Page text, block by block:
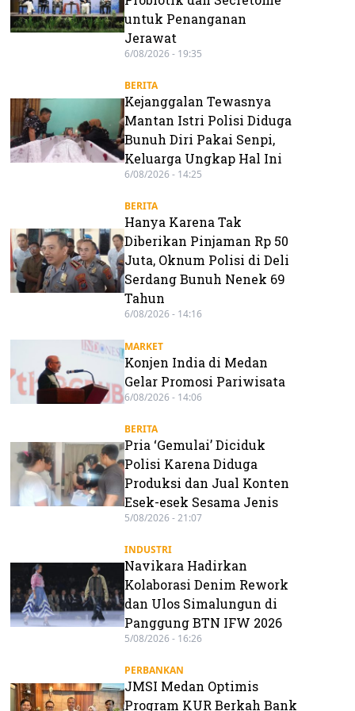
untuk Penanganan
Jerawat
6/08/2026 - 19:35
BERITA
Kejanggalan Tewasnya
Mantan Istri Polisi Diduga
Bunuh Diri Pakai Senpi,
Keluarga Ungkap Hal Ini
6/08/2026 - 14:25
BERITA
Hanya Karena Tak
Diberikan Pinjaman Rp 50
Juta, Oknum Polisi di Deli
Serdang Bunuh Nenek 69
Tahun
6/08/2026 - 14:16
MARKET
Konjen India di Medan
Gelar Promosi Pariwisata
6/08/2026 - 14:06
BERITA
Pria ‘Gemulai’ Diciduk
Polisi Karena Diduga
Produksi dan Jual Konten
Esek-esek Sesama Jenis
5/08/2026 - 21:07
INDUSTRI
Navikara Hadirkan
Kolaborasi Denim Rework
dan Ulos Simalungun di
Panggung BTN IFW 2026
5/08/2026 - 16:26
PERBANKAN
JMSI Medan Optimis
Program KUR Berkah Bank